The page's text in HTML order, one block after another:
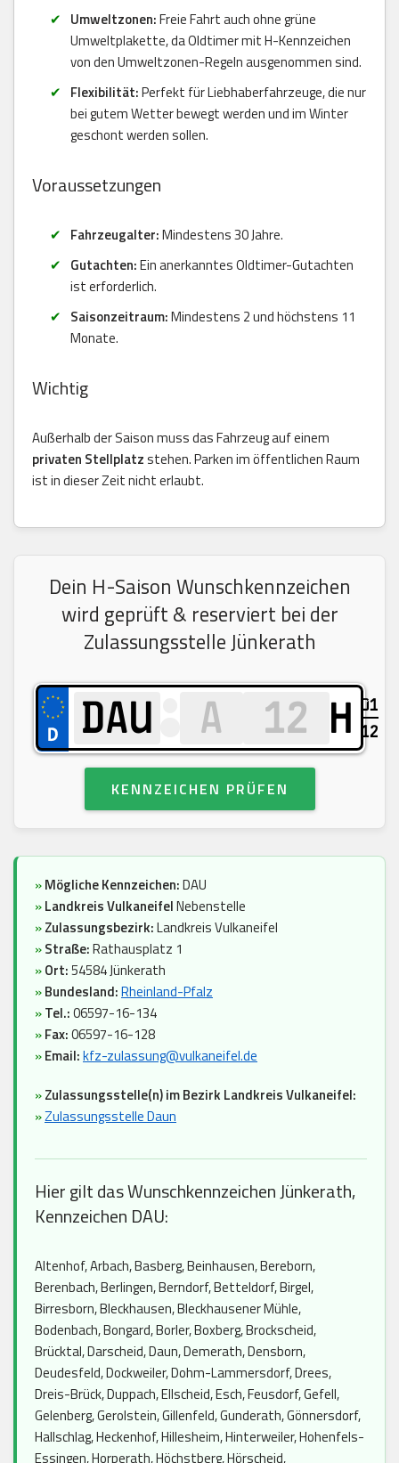
Umweltzonen:Freie Fahrt auch ohne grüne
Umweltplakette, da Oldtimer mit H-Kennzeichen
von den Umweltzonen-Regeln ausgenommen sind.
Flexibilität:Perfekt für Liebhaberfahrzeuge, die nur
bei gutem Wetter bewegt werden und im Winter
geschont werden sollen.
Voraussetzungen
Fahrzeugalter:Mindestens 30 Jahre.
Gutachten:Ein anerkanntes Oldtimer-Gutachten
ist erforderlich.
Saisonzeitraum:Mindestens 2 und höchstens 11
Monate.
Wichtig
Außerhalb der Saison muss das Fahrzeug auf einem
privaten Stellplatzstehen. Parken im öffentlichen Raum
ist in dieser Zeit nicht erlaubt.
Dein H-Saison Wunschkennzeichen
wird geprüft & reserviert bei der
Zulassungsstelle Jünkerath
H
01
12
KENNZEICHEN PRÜFEN
»Mögliche Kennzeichen:DAU
»Landkreis VulkaneifelNebenstelle
»Zulassungsbezirk:Landkreis Vulkaneifel
»Straße:Rathausplatz 1
»Ort:54584 Jünkerath
»Bundesland:Rheinland-Pfalz
»Tel.:06597-16-134
»Fax:06597-16-128
»Email:kfz-zulassung@vulkaneifel.de
»Zulassungsstelle(n) im Bezirk Landkreis Vulkaneifel:
»Zulassungsstelle Daun
Hier gilt das Wunschkennzeichen Jünkerath,
Kennzeichen DAU:
Altenhof, Arbach, Basberg, Beinhausen, Bereborn,
Berenbach, Berlingen, Berndorf, Betteldorf, Birgel,
Birresborn, Bleckhausen, Bleckhausener Mühle,
Bodenbach, Bongard, Borler, Boxberg, Brockscheid,
Brücktal, Darscheid, Daun, Demerath, Densborn,
Deudesfeld, Dockweiler, Dohm-Lammersdorf, Drees,
Dreis-Brück, Duppach, Ellscheid, Esch, Feusdorf, Gefell,
Gelenberg, Gerolstein, Gillenfeld, Gunderath, Gönnersdorf,
Hallschlag, Heckenhof, Hillesheim, Hinterweiler, Hohenfels-
Essingen, Horperath, Höchstberg, Hörscheid,